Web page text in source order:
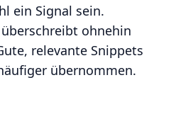
ein Signal sein.
überschreibt ohnehin
relevante Snippets
übernommen.